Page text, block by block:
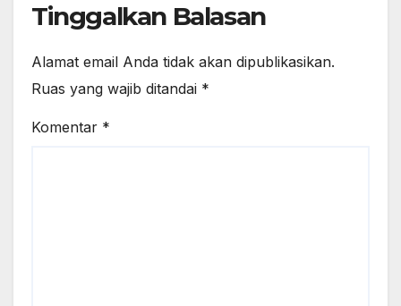
Tinggalkan Balasan
Alamat email Anda tidak akan dipublikasikan.
Ruas yang wajib ditandai *
Komentar *